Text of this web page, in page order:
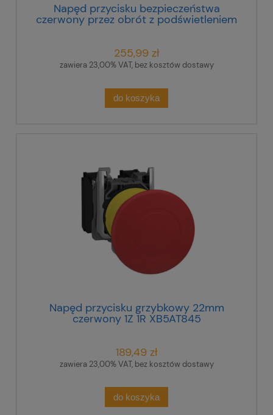
Napęd przycisku bezpieczeństwa
czerwony przez obrót z podświetleniem
ZB5AW743
255,99 zł
zawiera 23,00% VAT, bez kosztów dostawy
do koszyka
Napęd przycisku grzybkowy 22mm
czerwony 1Z 1R XB5AT845
189,49 zł
zawiera 23,00% VAT, bez kosztów dostawy
do koszyka